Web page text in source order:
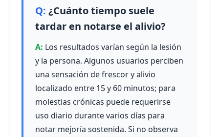
¿Cuánto tiempo suele
tardar en notarse el alivio?
Los resultados varían según la lesión
y la persona. Algunos usuarios perciben
una sensación de frescor y alivio
localizado entre 15 y 60 minutos; para
molestias crónicas puede requerirse
uso diario durante varios días para
notar mejoría sostenida. Si no observa